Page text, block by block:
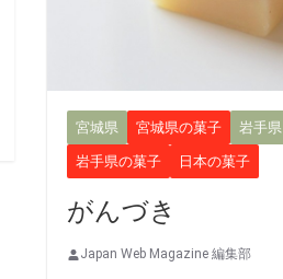
宮城県 宮城県の菓子 岩手県
岩手県の菓子 日本の菓子
がんづき
Japan Web Magazine 編集部